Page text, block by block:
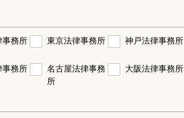
務所 東京法律事務所 神戸法律事務所
務所
名古屋法律事務
所
大阪法律事務所